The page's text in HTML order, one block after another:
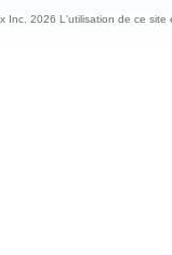
Inc. 2026 L'utilisation de ce